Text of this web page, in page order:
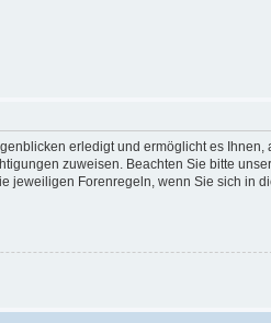
erledigt und ermöglicht es Ihnen,
zuweisen. Beachten Sie bitte
jeweiligen Forenregeln, wenn Sie sich in